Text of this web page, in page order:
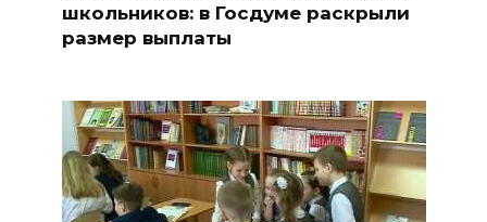
школьников: в Госдуме раскрыли
размер выплаты